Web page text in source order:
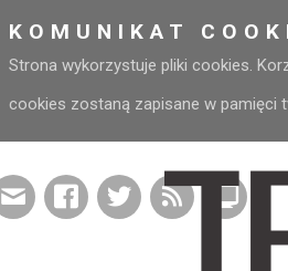
KOMUNIKAT
Strona wykorzystuje pliki cookies.
cookies zostaną zapisane w pamięci